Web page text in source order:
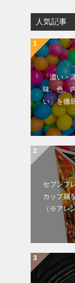
人気記事
「濃い・
味、色、
い」を徹
セブンプ
カップ麺
（※アレ